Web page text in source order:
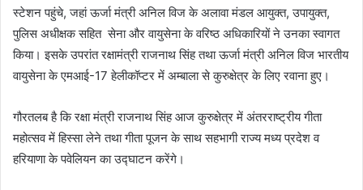
स्टेशन पहुंचे, जहां ऊर्जा मंत्री अनिल विज के अलावा मंडल आयुक्त, उपायुक्त,
पुलिस अधीक्षक सहित सेना और वायुसेना के वरिष्ठ अधिकारियों ने उनका स्वागत
किया। इसके उपरांत रक्षामंत्री राजनाथ सिंह तथा ऊर्जा मंत्री अनिल विज भारतीय
वायुसेना के एमआई-17 हेलीकॉप्टर में अम्बाला से कुरुक्षेत्र के लिए रवाना हुए।
गौरतलब है कि रक्षा मंत्री राजनाथ सिंह आज कुरुक्षेत्र में अंतरराष्ट्रीय गीता
महोत्सव में हिस्सा लेने तथा गीता पूजन के साथ सहभागी राज्य मध्य प्रदेश व
हरियाणा के पवेलियन का उद्घाटन करेंगे।